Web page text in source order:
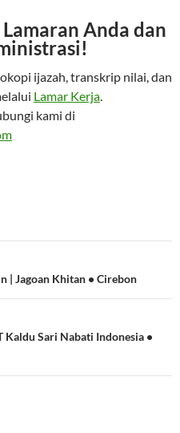
Anda dan
ijazah, transkrip nilai, dan
Lamar Kerja.
kami di
| Jagoan Khitan • Cirebon
Sari Nabati Indonesia •